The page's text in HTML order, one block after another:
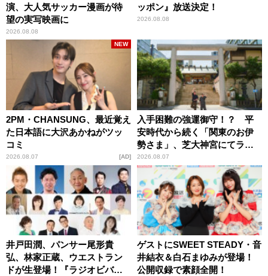
演、大人気サッカー漫画が待
望の実写映画に
2026.08.08
ッポン』放送決定！
2026.08.08
2PM・CHANSUNG、最近覚え
た日本語に大沢あかねがツッ
コミ
2026.08.07
NEW
AD
入手困難の強運御守！？ 平
安時代から続く「関東のお伊
勢さま」、芝大神宮にてラン
パンプスが合格祈願！
2026.08.07
井戸田潤、パンサー尾形貴
弘、林家正蔵、ウエストラン
ドが生登場！『ラジオビバリ
ゲストにSWEET STEADY・音
井結衣＆白石まゆみが登場！
公開収録で素顔全開！